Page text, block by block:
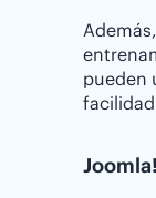
pueden
Joomla!